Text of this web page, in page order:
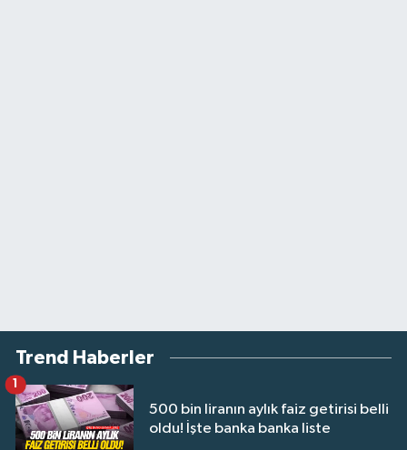
Trend Haberler
500 bin liranın aylık faiz getirisi belli
oldu! İşte banka banka liste
1